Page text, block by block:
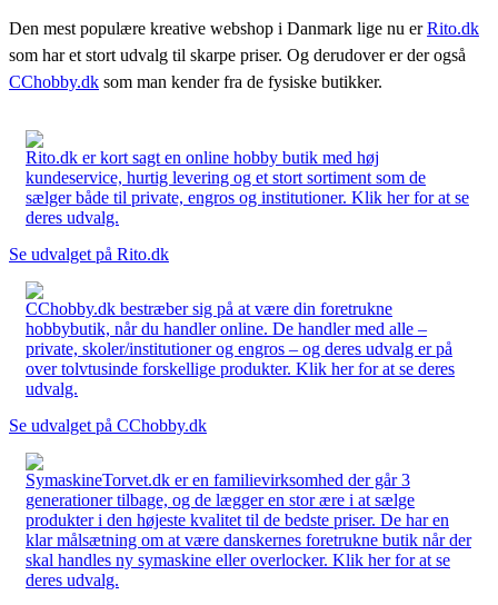
Den mest populære kreative webshop i Danmark lige nu erRito.dk
som har et stort udvalg til skarpe priser. Og derudover er der også
CChobby.dk som man kender fra de fysiske butikker.
Rito.dk er kort sagt en online hobby butik med høj
kundeservice, hurtig levering og et stort sortiment som de
sælger både til private, engros og institutioner. Klik her for at se
deres udvalg.
Se udvalget på Rito.dk
CChobby.dk bestræber sig på at være din foretrukne
hobbybutik, når du handler online. De handler med alle –
private, skoler/institutioner og engros – og deres udvalg er på
over tolvtusinde forskellige produkter. Klik her for at se deres
udvalg.
Se udvalget på CChobby.dk
SymaskineTorvet.dk er en familievirksomhed der går 3
generationer tilbage, og de lægger en stor ære i at sælge
produkter i den højeste kvalitet til de bedste priser. De har en
klar målsætning om at være danskernes foretrukne butik når der
skal handles ny symaskine eller overlocker. Klik her for at se
deres udvalg.